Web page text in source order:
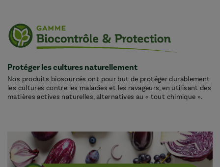
Protéger les cultures naturellement
Nos produits biosourcés ont pour but de protéger durablement
les cultures contre les maladies et les ravageurs, en utilisant des
matières actives naturelles, alternatives au « tout chimique ».